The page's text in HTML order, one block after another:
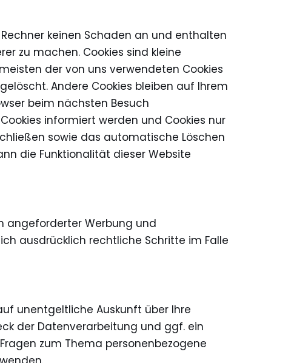
keinen Schaden an und enthalten
zu machen. Cookies sind kleine
der von uns verwendeten Cookies
Andere Cookies bleiben auf Ihrem
beim nächsten Besuch
informiert werden und Cookies nur
sowie das automatische Löschen
die Funktionalität dieser Website
angeforderter Werbung und
ausdrücklich rechtliche Schritte im Falle
unentgeltliche Auskunft über Ihre
der Datenverarbeitung und ggf. ein
zum Thema personenbezogene